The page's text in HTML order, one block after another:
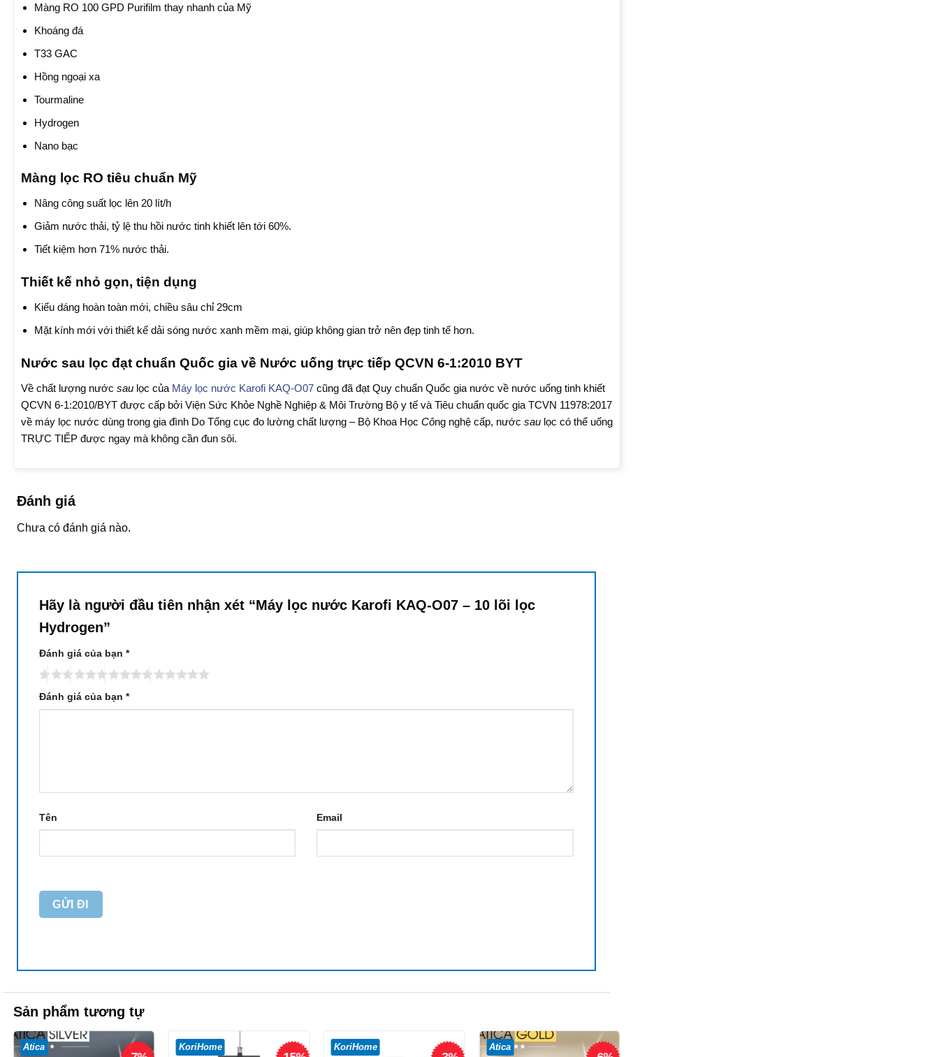
Màng RO 100 GPD Purifilm thay nhanh của Mỹ
Khoáng đá
T33 GAC
Hồng ngoại xa
Tourmaline
Hydrogen
Nano bạc
Màng lọc RO tiêu chuẩn Mỹ
Nâng công suất lọc lên 20 lít/h
Giảm nước thải, tỷ lệ thu hồi nước tinh khiết lên tới 60%.
Tiết kiệm hơn 71% nước thải.
Thiết kế nhỏ gọn, tiện dụng
Kiểu dáng hoàn toàn mới, chiều sâu chỉ 29cm
Mặt kính mới với thiết kế dải sóng nước xanh mềm mại, giúp không gian trở nên đẹp tinh tế hơn.
Nước sau lọc đạt chuẩn Quốc gia về Nước uống trực tiếp QCVN 6-1:2010 BYT
Về chất lượng nước sau lọc của Máy lọc nước Karofi KAQ-O07cũng đã đạt Quy chuẩn Quốc gia nước về nước uống tinh khiết
QCVN 6-1:2010/BYT được cấp bởi Viện Sức Khỏe Nghề Nghiệp & Môi Trường Bộ y tế và Tiêu chuẩn quốc gia TCVN 11978:2017
về máy lọc nước dùng trong gia đình Do Tổng cục đo lường chất lượng – Bộ Khoa Học Công nghệ cấp, nước sau lọc có thể uống
TRỰC TIẾP được ngay mà không cần đun sôi.
Đánh giá
Chưa có đánh giá nào.
Hãy là người đầu tiên nhận xét “Máy lọc nước Karofi KAQ-O07 – 10 lõi lọc
Hydrogen”
Đánh giá của bạn *
Đánh giá của bạn *
Tên Email
Sản phẩm tương tự
Atica KoriHome KoriHome Atica